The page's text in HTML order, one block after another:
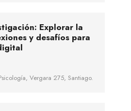
Explorar la
y desafíos para
Vergara 275, Santiago.